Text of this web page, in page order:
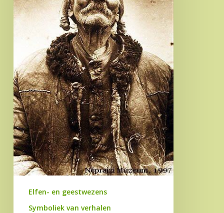
Elfen- en geestwezens
Symboliek van verhalen